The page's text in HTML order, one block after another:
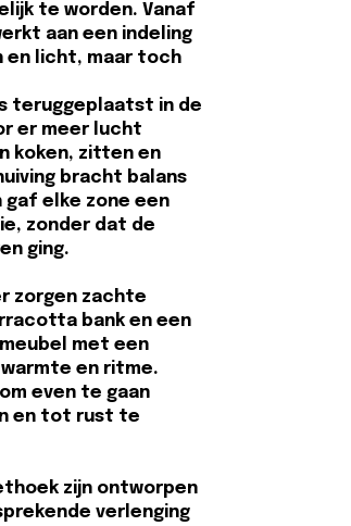
te worden. Vanaf
aan een indeling
en licht, maar toch
teruggeplaatst in de
er meer lucht
koken, zitten en
bracht balans
gaf elke zone een
zonder dat de
ging.
zorgen zachte
bank en een
met een
en ritme.
even te gaan
en tot rust te
zijn ontworpen
verlenging